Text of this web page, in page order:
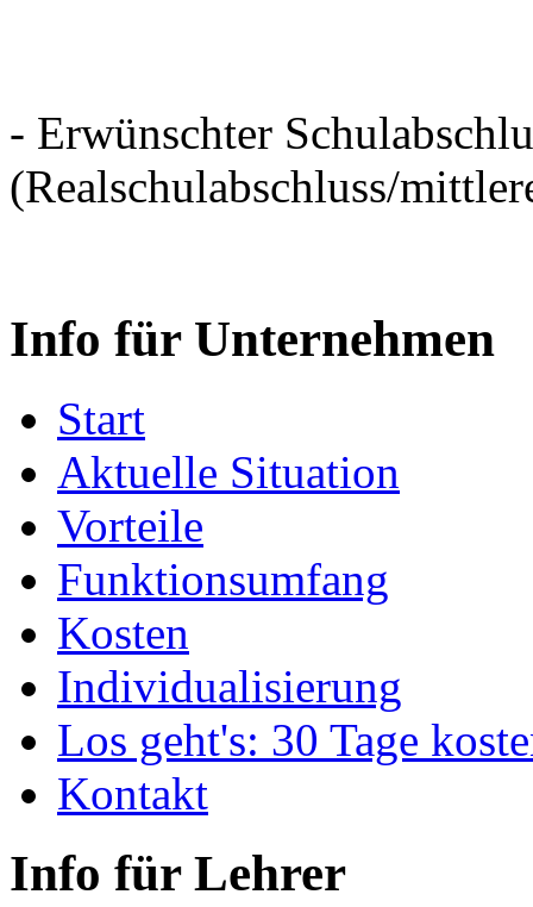
- Erwünschter
(Realschulabschluss/
Info für Unternehmen
Start
Aktuelle Situation
Vorteile
Funktionsumfang
Kosten
Individualisierung
Los geht's: 30 Tage
Kontakt
Info für Lehrer